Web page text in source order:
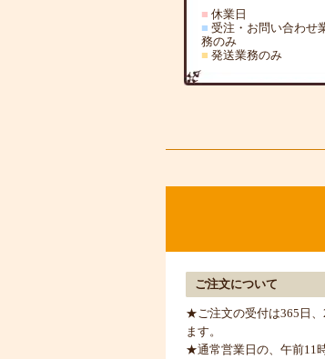
■ 休業日
■ 受注・お問い合わせ
務のみ
■ 発送業務のみ
ご注文について
★ご注文の受付は365日、
ます。
★通常営業日の、午前11